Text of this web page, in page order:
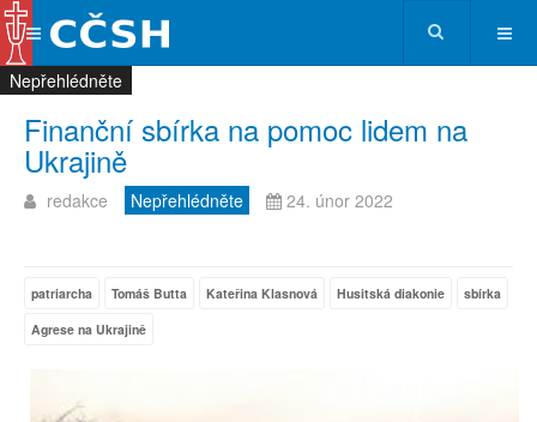
Finanční sbírka na pomoc lidem na
Ukrajině
redakce Nepřehlédněte 24. únor 2022
patriarcha Tomáš Butta Kateřina Klasnová Husitská diakonie
sbírka
Agrese na Ukrajině
Nepřehlédněte
Nepřehlédněte
Nepřehlédněte
Nepřehlédněte